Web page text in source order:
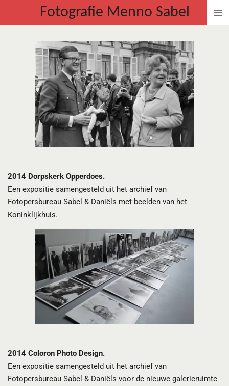
direct
hoofdinhoud
Fotografie Menno Sabel
2014 Dorpskerk Opperdoes.
Een expositie samengesteld uit het archief van
Fotopersbureau Sabel & Daniëls met beelden van het
Koninklijkhuis.
2014 Coloron Photo Design.
Een expositie samengesteld uit het archief van
Fotopersbureau Sabel & Daniëls voor de nieuwe galerieruimte